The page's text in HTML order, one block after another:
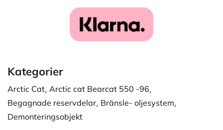
Kategorier
Arctic Cat, Arctic cat Bearcat 550 -96,
Begagnade reservdelar, Bränsle- oljesystem,
Demonteringsobjekt